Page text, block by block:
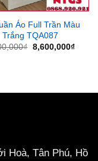
Áo Full Trần Màu
Trắng TQA087
₫ Giá
8,600,000₫Giá
Hoà, Tân Phú, Hồ